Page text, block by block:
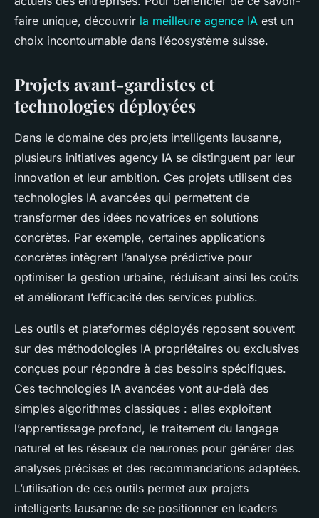
faire unique, découvrir la meilleure agence IA est un
choix incontournable dans l’écosystème suisse.
Projets avant-gardistes et
technologies déployées
Dans le domaine des projets intelligents lausanne,
plusieurs initiatives agency IA se distinguent par leur
innovation et leur ambition. Ces projets utilisent des
technologies IA avancées qui permettent de
transformer des idées novatrices en solutions
concrètes. Par exemple, certaines applications
concrètes intègrent l’analyse prédictive pour
optimiser la gestion urbaine, réduisant ainsi les coûts
et améliorant l’efficacité des services publics.
Les outils et plateformes déployés reposent souvent
sur des méthodologies IA propriétaires ou exclusives
conçues pour répondre à des besoins spécifiques.
Ces technologies IA avancées vont au-delà des
simples algorithmes classiques : elles exploitent
l’apprentissage profond, le traitement du langage
naturel et les réseaux de neurones pour générer des
analyses précises et des recommandations adaptées.
L’utilisation de ces outils permet aux projets
intelligents lausanne de se positionner en leaders